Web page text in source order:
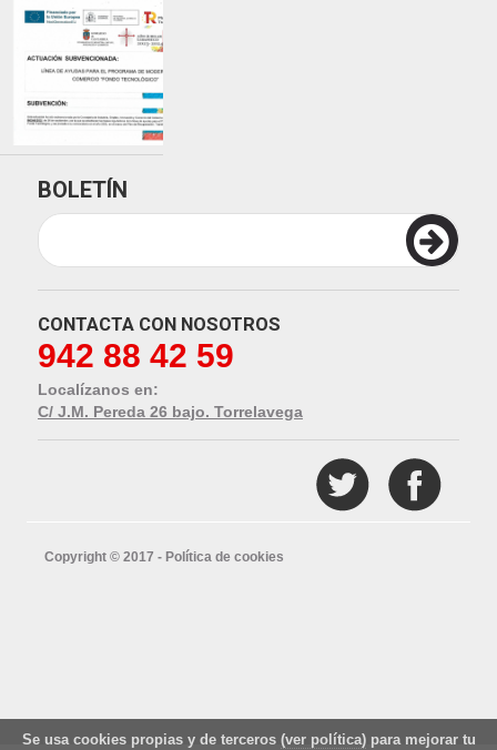
Se usa cookies propias y de terceros (ver política)para mejorar tu
BOLETÍN
CONTACTA CON NOSOTROS
942 88 42 59
Localízanos en:
C/ J.M. Pereda 26 bajo. Torrelavega
Copyright © 2017 - Política de cookies